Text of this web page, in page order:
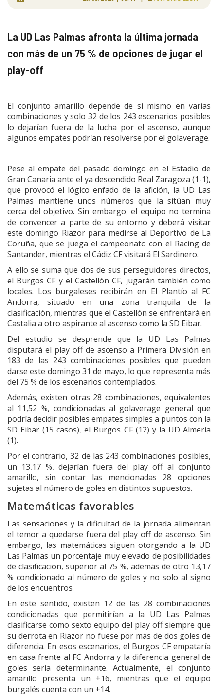
La UD Las Palmas afronta la última jornada
con más de un 75 % de opciones de jugar el
play-off
El conjunto amarillo depende de sí mismo en varias
combinaciones y solo 32 de los 243 escenarios posibles
lo dejarían fuera de la lucha por el ascenso, aunque
algunos empates podrían resolverse por el golaverage.
Pese al empate del pasado domingo en el Estadio de
Gran Canaria ante el ya descendido Real Zaragoza (1-1),
que provocó el lógico enfado de la afición, la UD Las
Palmas mantiene unos números que la sitúan muy
cerca del objetivo. Sin embargo, el equipo no termina
de convencer a parte de su entorno y deberá visitar
este domingo Riazor para medirse al Deportivo de La
Coruña, que se juega el campeonato con el Racing de
Santander, mientras el Cádiz CF visitará El Sardinero.
A ello se suma que dos de sus perseguidores directos,
el Burgos CF y el Castellón CF, jugarán también como
locales. Los burgaleses recibirán en El Plantío al FC
Andorra, situado en una zona tranquila de la
clasificación, mientras que el Castellón se enfrentará en
Castalia a otro aspirante al ascenso como la SD Eibar.
Del estudio se desprende que la UD Las Palmas
disputará el play off de ascenso a Primera División en
183 de las 243 combinaciones posibles que pueden
darse este domingo 31 de mayo, lo que representa más
del 75 % de los escenarios contemplados.
Además, existen otras 28 combinaciones, equivalentes
al 11,52 %, condicionadas al golaverage general que
podría decidir posibles empates simples a puntos con la
SD Eibar (15 casos), el Burgos CF (12) y la UD Almería
(1).
Por el contrario, 32 de las 243 combinaciones posibles,
un 13,17 %, dejarían fuera del play off al conjunto
amarillo, sin contar las mencionadas 28 opciones
sujetas al número de goles en distintos supuestos.
Matemáticas favorables
Las sensaciones y la dificultad de la jornada alimentan
el temor a quedarse fuera del play off de ascenso. Sin
embargo, las matemáticas siguen otorgando a la UD
Las Palmas un porcentaje muy elevado de posibilidades
de clasificación, superior al 75 %, además de otro 13,17
% condicionado al número de goles y no solo al signo
de los encuentros.
En este sentido, existen 12 de las 28 combinaciones
condicionadas que permitirían a la UD Las Palmas
clasificarse como sexto equipo del play off siempre que
su derrota en Riazor no fuese por más de dos goles de
diferencia. En esos escenarios, el Burgos CF empataría
en casa frente al FC Andorra y la diferencia general de
goles sería determinante. Actualmente, el conjunto
amarillo presenta un +16, mientras que el equipo
burgalés cuenta con un +14.